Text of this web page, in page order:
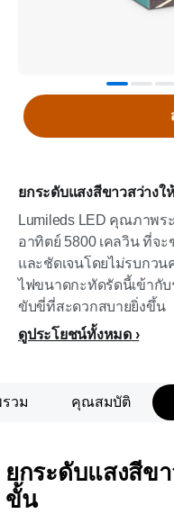
ยกระดับแสงสีขาวสว่างใ
Lumileds LED คุณภาพร
อาทิตย์ 5800 เคลวิน ที่จะ
และชัดเจนโดยไม่รบกว
ไฟขนาดกะทัดรัดนี้เข้ากั
ขับขี่ที่สะดวกสบายยิ่งขึ้น
ดูประโยชน์ทั้งหมด
วม คุณสมบัติ
ยกระดับแสงสีข
ขั้น